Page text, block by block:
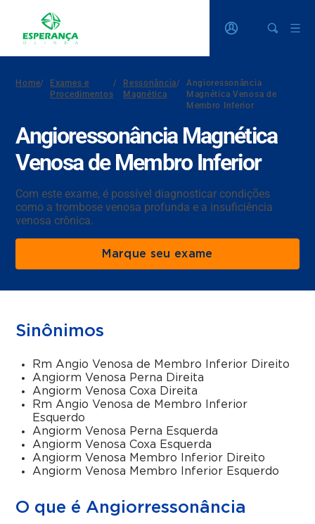
Home/
Exames e
Procedimentos
/
Ressonância
Magnética
/
Angioressonância
Magnética Venosa de
Membro Inferior
Angioressonância Magnética
Venosa de Membro Inferior
Com este exame, é possível diagnosticar condições
como a trombose venosa profunda e a insuficiência
venosa crônica.
Marque seu exame
Sinônimos
Rm Angio Venosa de Membro Inferior Direito
Angiorm Venosa Perna Direita
Angiorm Venosa Coxa Direita
Rm Angio Venosa de Membro Inferior
Esquerdo
Angiorm Venosa Perna Esquerda
Angiorm Venosa Coxa Esquerda
Angiorm Venosa Membro Inferior Direito
Angiorm Venosa Membro Inferior Esquerdo
O que é Angiorressonância